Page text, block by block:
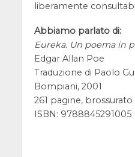
liberamente
Abbiamo parlato di:
Eureka. Un poema in
Edgar Allan Poe
Traduzione di Paolo
Bompiani, 2001
261 pagine, brossurato
ISBN: 9788845291005